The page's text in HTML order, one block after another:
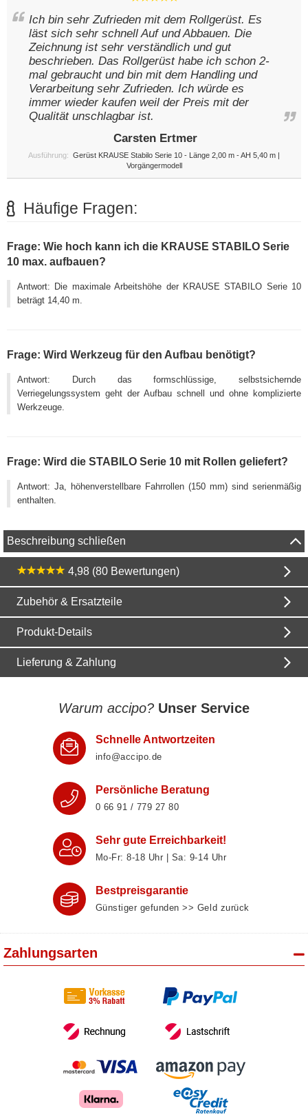
Ich bin sehr Zufrieden mit dem Rollgerüst. Es
läst sich sehr schnell Auf und Abbauen. Die
Zeichnung ist sehr verständlich und gut
beschrieben. Das Rollgerüst habe ich schon 2-
mal gebraucht und bin mit dem Handling und
Verarbeitung sehr Zufrieden. Ich würde es
immer wieder kaufen weil der Preis mit der
Qualität unschlagbar ist.
Carsten Ertmer
Ausführung: Gerüst KRAUSE Stabilo Serie 10 - Länge 2,00 m - AH 5,40 m |
Vorgängermodell
Häufige Fragen:
Frage: Wie hoch kann ich die KRAUSE STABILO Serie
10 max. aufbauen?
Antwort: Die maximale Arbeitshöhe der KRAUSE STABILO Serie 10
beträgt 14,40 m.
Frage: Wird Werkzeug für den Aufbau benötigt?
Antwort: Durch das formschlüssige, selbstsichernde
Verriegelungssystem geht der Aufbau schnell und ohne komplizierte
Werkzeuge.
Frage: Wird die STABILO Serie 10 mit Rollen geliefert?
Antwort: Ja, höhenverstellbare Fahrrollen (150 mm) sind serienmäßig
enthalten.
Beschreibung schließen
4,98 (80 Bewertungen)
Zubehör & Ersatzteile
Produkt-Details
Lieferung & Zahlung
Warum accipo? Unser Service
Schnelle Antwortzeiten
info@accipo.de
Persönliche Beratung
0 66 91 / 779 27 80
Sehr gute Erreichbarkeit!
Mo-Fr: 8‑18 Uhr | Sa: 9‑14 Uhr
Bestpreisgarantie
Günstiger gefunden >> Geld zurück
Zahlungsarten